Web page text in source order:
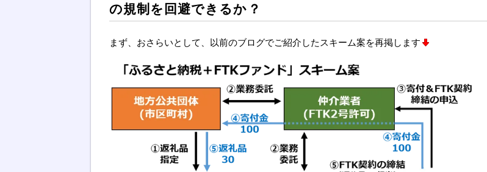
の規制を回避できるか？
まず、おさらいとして、以前のブログでご紹介したスキーム案を再掲します